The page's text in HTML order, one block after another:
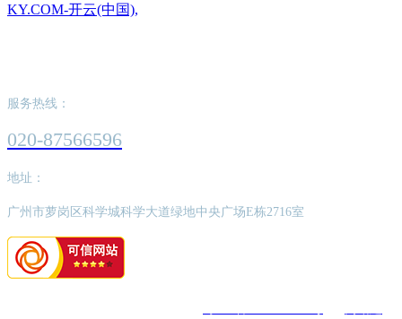
KY.COM-开云(中国),
服务热线：
020-87566596
地址：
广州市萝岗区科学城科学大道绿地中央广场E栋2716室